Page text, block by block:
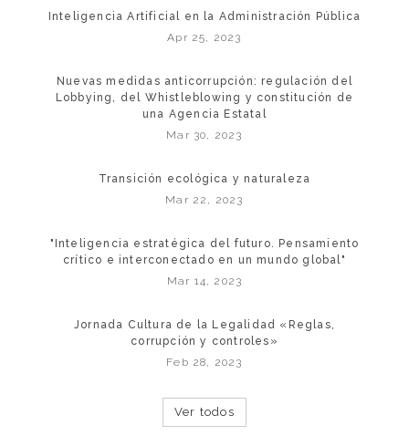
Inteligencia Artificial en la Administración Pública
Apr 25, 2023
Nuevas medidas anticorrupción: regulación del
Lobbying, del Whistleblowing y constitución de
una Agencia Estatal
Mar 30, 2023
Transición ecológica y naturaleza
Mar 22, 2023
"Inteligencia estratégica del futuro. Pensamiento
crítico e interconectado en un mundo global"
Mar 14, 2023
Jornada Cultura de la Legalidad «Reglas,
corrupción y controles»
Feb 28, 2023
Ver todos